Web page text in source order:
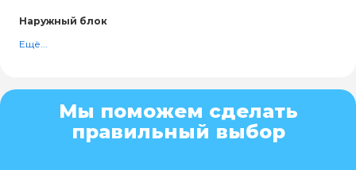
Наружный блок
Ещё...
Мы поможем сделать
правильный выбор